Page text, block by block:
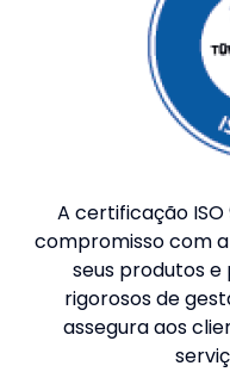
A certificação ISO
compromisso com
seus produtos
rigorosos de
assegura aos